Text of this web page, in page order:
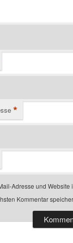
*
Adresse und Website
Kommentar